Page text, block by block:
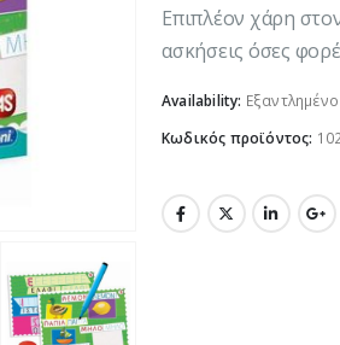
Επιπλέον χάρη
ασκήσεις όσες
Availability: Εξαντλημένο
Κωδικός προϊόντος: